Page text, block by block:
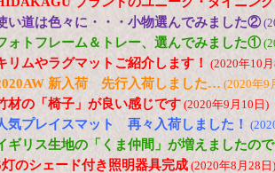
い道は色々に・・・小物選んでみました②
ォトフレーム＆トレー、選んでみました①
リムやラグマットご紹介します！ (2020年10
新入荷 先行入荷しました… (2020年9
材の「椅子」が良い感じです (2020年9月10日)
気プレイスマット 再々入荷しました！
ギリス生地の「くま仲間」が増えましたの
のシェード付き照明器具完成 (2020年8月28日)